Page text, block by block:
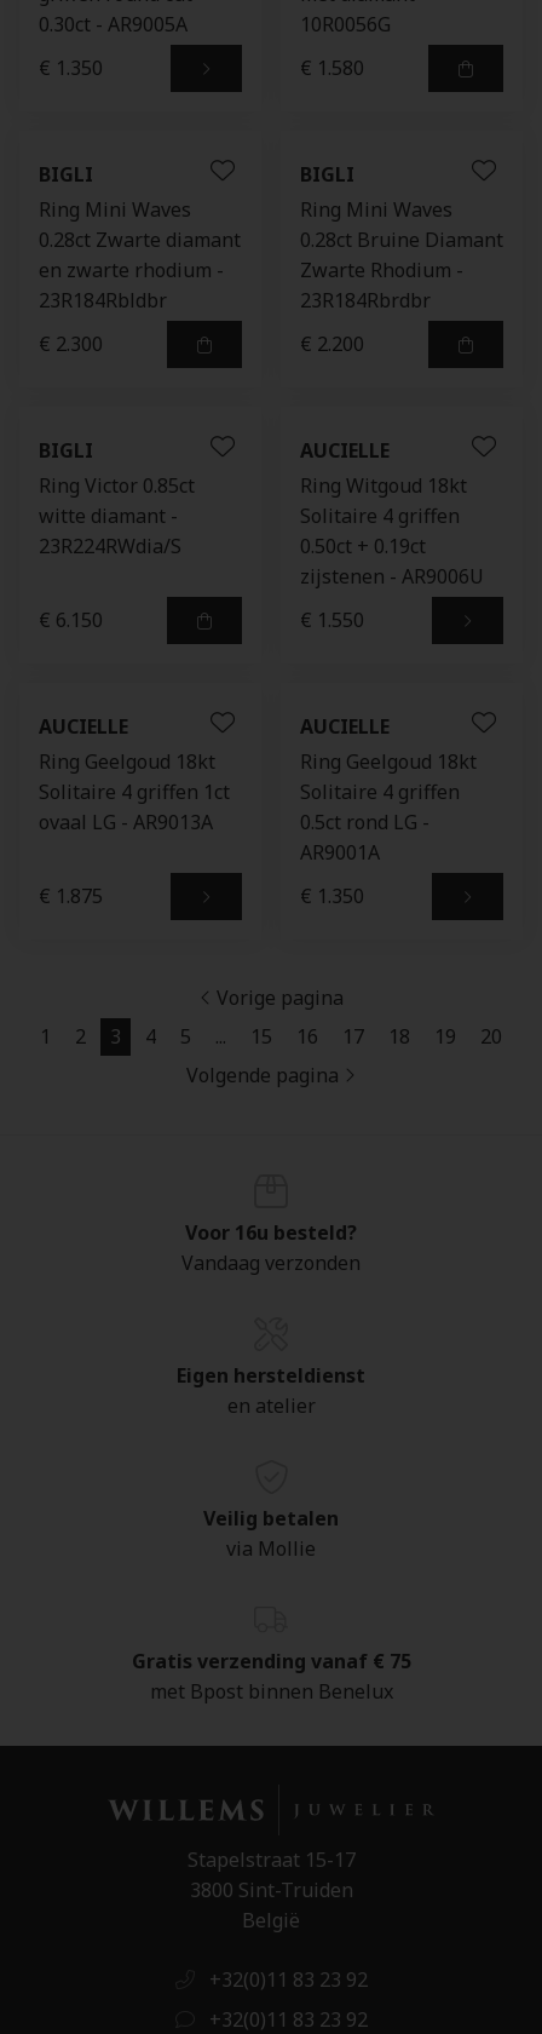
0.30ct - AR9005A
€ 1.350
10R0056G
€ 1.580
BIGLI
Ring Mini Waves
0.28ct Zwarte diamant
en zwarte rhodium -
23R184Rbldbr
€ 2.300
BIGLI
Ring Mini Waves
0.28ct Bruine Diamant
Zwarte Rhodium -
23R184Rbrdbr
€ 2.200
BIGLI
Ring Victor 0.85ct
witte diamant -
23R224RWdia/S
€ 6.150
AUCIELLE
Ring Witgoud 18kt
Solitaire 4 griffen
0.50ct + 0.19ct
zijstenen - AR9006U
€ 1.550
AUCIELLE
Ring Geelgoud 18kt
Solitaire 4 griffen 1ct
ovaal LG - AR9013A
€ 1.875
AUCIELLE
Ring Geelgoud 18kt
Solitaire 4 griffen
0.5ct rond LG -
AR9001A
€ 1.350
Vorige pagina
1
2 3 4 5 ... 15 16 17 18 19
20
Volgende pagina
Voor 16u besteld?
Vandaag verzonden
Eigen hersteldienst
en atelier
Veilig betalen
via Mollie
Gratis verzending vanaf € 75
met Bpost binnen Benelux
Stapelstraat 15-17
3800 Sint-Truiden
België
+32(0)11 83 23 92
+32(0)11 83 23 92